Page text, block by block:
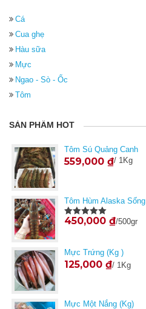
Cá
Cua ghẹ
Hàu sữa
Mực
Ngao - Sò - Ốc
Tôm
SẢN PHẨM HOT
Tôm Sú Quảng Canh
559,000 ₫/ 1Kg
Tôm Hùm Alaska Sống
Được xếp
450,000 ₫/500gr
Mực Trứng (Kg )
125,000 ₫/ 1Kg
Mực Một Nắng (kg)